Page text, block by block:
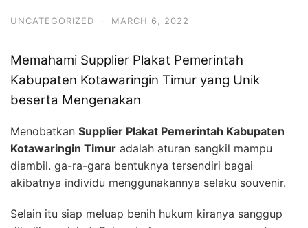
UNCATEGORIZED · MARCH 6, 2022
Memahami Supplier Plakat Pemerintah
Kabupaten Kotawaringin Timur yang Unik
beserta Mengenakan
Menobatkan Supplier Plakat Pemerintah Kabupaten
Kotawaringin Timur adalah aturan sangkil mampu
diambil. ga-ra-gara bentuknya tersendiri bagai
akibatnya individu menggunakannya selaku souvenir.
Selain itu siap meluap benih hukum kiranya sanggup